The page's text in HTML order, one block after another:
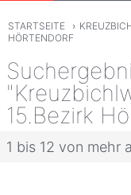
STARTSEITE ›
HÖRTENDORF
15.Bezirk
1 bis 12 von mehr